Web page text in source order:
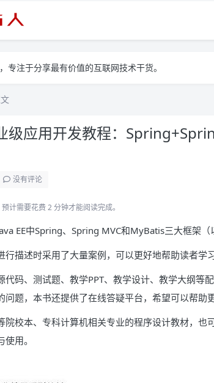
专注于分享最有价值的互联网技术干货。
级应用开发教程：
没有评论
计需要花费 2 分钟才能阅读完成。
EE中Spring、Spring MVC和MyBatis三大框架（
行描述时采用了大量案例，可以更好地帮助读者学
代码、测试题、教学PPT、教学设计、教学大纲等
问题，本书还提供了在线答疑平台，希望可以帮助
院校本、专科计算机相关专业的程序设计教材，也
用。